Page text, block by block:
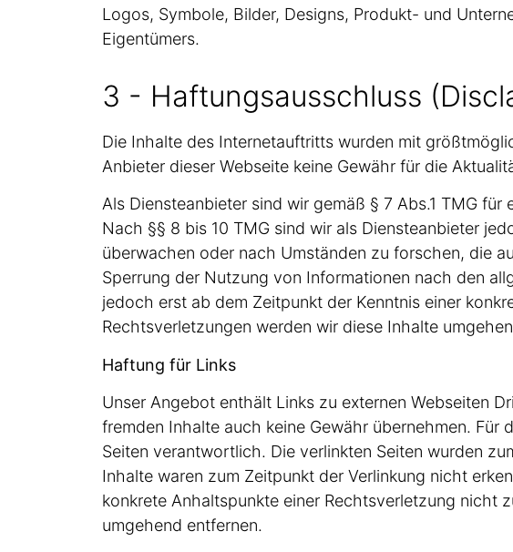
Logos, Symbole, Bilder, Designs, Produkt- und
Eigentümers.
3 - Haftungsausschluss
Die Inhalte des Internetauftritts wurden mit
Anbieter dieser Webseite keine Gewähr für die
Als Diensteanbieter sind wir gemäß § 7 Abs.1 TMG
Nach §§ 8 bis 10 TMG sind wir als Diensteanbieter
überwachen oder nach Umständen zu forschen, die
Sperrung der Nutzung von Informationen nach den
jedoch erst ab dem Zeitpunkt der Kenntnis einer
Rechtsverletzungen werden wir diese Inhalte
Haftung für Links
Unser Angebot enthält Links zu externen Webseiten
fremden Inhalte auch keine Gewähr übernehmen.
Seiten verantwortlich. Die verlinkten Seiten wurden
Inhalte waren zum Zeitpunkt der Verlinkung nicht
konkrete Anhaltspunkte einer Rechtsverletzung nicht
umgehend entfernen.